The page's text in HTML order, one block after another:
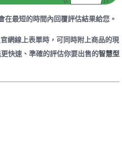
在最短的時間內回覆評估結果給您。
網線上表單時，可同時附上商品的現
快速、準確的評估你要出售的智慧型